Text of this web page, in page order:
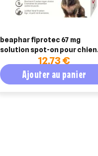
beaphar fiprotec 67 mg
solution spot-on pour
de petite taille – pack de 4
pipettes
12,73 €
Ajouter au panier